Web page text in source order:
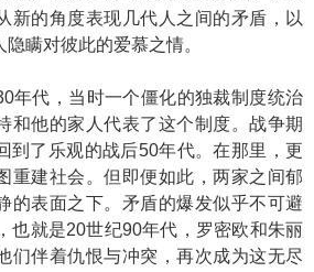
新的角度表现几代人之间的矛盾，以
瞒对彼此的爱慕之情。
代，当时一个僵化的独裁制度统治
和他的家人代表了这个制度。战争期
到了乐观的战后50年代。在那里，更
重建社会。但即便如此，两家之间郁
的表面之下。矛盾的爆发似乎不可避
也就是20世纪90年代，罗密欧和朱丽
们伴着仇恨与冲突，再次成为这无尽